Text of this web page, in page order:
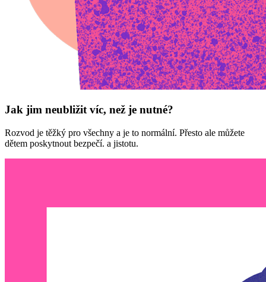
Jak jim neubližit víc, než je nutné?
Rozvod je těžký pro všechny a je to normální. Přesto ale můžete
dětem poskytnout bezpečí. a jistotu.